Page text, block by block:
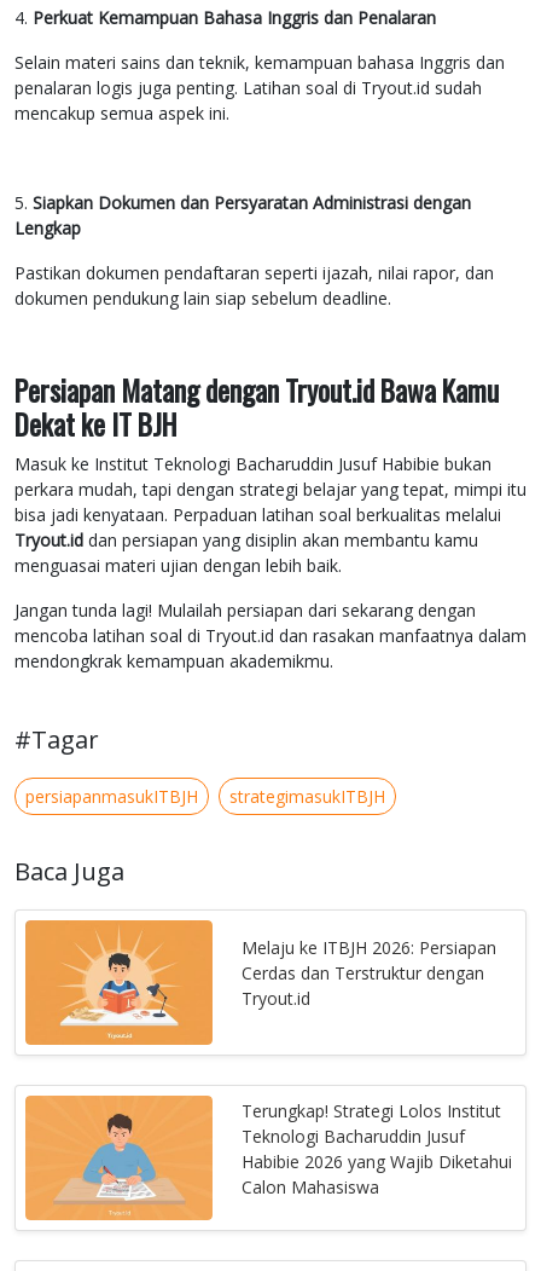
4. Perkuat Kemampuan Bahasa Inggris dan Penalaran
Selain materi sains dan teknik, kemampuan bahasa Inggris dan
penalaran logis juga penting. Latihan soal di Tryout.id sudah
mencakup semua aspek ini.
5. Siapkan Dokumen dan Persyaratan Administrasi dengan
Lengkap
Pastikan dokumen pendaftaran seperti ijazah, nilai rapor, dan
dokumen pendukung lain siap sebelum deadline.
Persiapan Matang dengan Tryout.id Bawa Kamu
Dekat ke IT BJH
Masuk ke Institut Teknologi Bacharuddin Jusuf Habibie bukan
perkara mudah, tapi dengan strategi belajar yang tepat, mimpi itu
bisa jadi kenyataan. Perpaduan latihan soal berkualitas melalui
Tryout.id dan persiapan yang disiplin akan membantu kamu
menguasai materi ujian dengan lebih baik.
Jangan tunda lagi! Mulailah persiapan dari sekarang dengan
mencoba latihan soal di Tryout.id dan rasakan manfaatnya dalam
mendongkrak kemampuan akademikmu.
#Tagar
persiapanmasukITBJH strategimasukITBJH
Baca Juga
Melaju ke ITBJH 2026: Persiapan
Cerdas dan Terstruktur dengan
Tryout.id
Terungkap! Strategi Lolos Institut
Teknologi Bacharuddin Jusuf
Habibie 2026 yang Wajib Diketahui
Calon Mahasiswa